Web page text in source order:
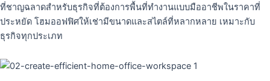
ที่ชาญฉลาดสำหรับธุรกิจที่ต้องการพื้นที่ทำงานแบบมืออาชีพในราคาที่
ประหยัด โฮมออฟฟิศให้เช่ามีขนาดและสไตล์ที่หลากหลาย เหมาะกับ
ธุรกิจทุกประเภท